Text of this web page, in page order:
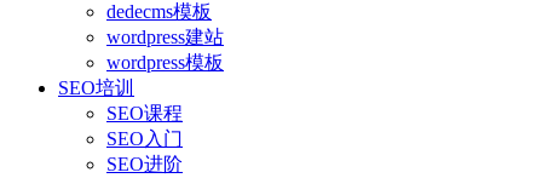
dedecms模板
wordpress建站
wordpress模板
SEO培训
SEO课程
SEO入门
SEO进阶